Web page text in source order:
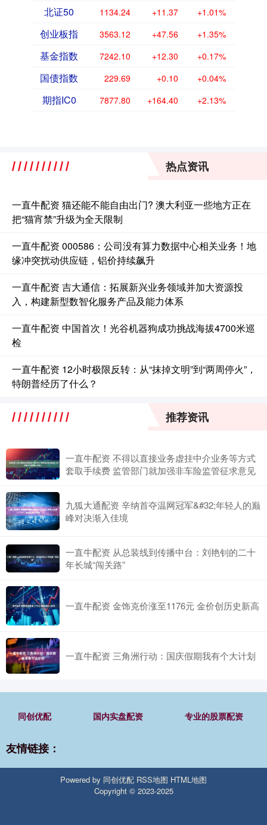
北证50 1134.24 +11.37 +1.01%
创业板指 3563.12 +47.56 +1.35%
基金指数 7242.10 +12.30 +0.17%
国债指数 229.69 +0.10 +0.04%
期指IC0 7877.80 +164.40 +2.13%
热点资讯
一直牛配资 猫还能不能自由出门? 澳大利亚一些地方正在
把“猫宵禁”升级为全天限制
一直牛配资 000586：公司没有算力数据中心相关业务！地
缘冲突扰动供应链，铝价持续飙升
一直牛配资 吉大通信：拓展新兴业务领域并加大资源投
入，构建新型数智化服务产品及能力体系
一直牛配资 中国首次！光谷机器狗成功挑战海拔4700米巡
检
一直牛配资 12小时极限反转：从“抹掉文明”到“两周停火”，
特朗普经历了什么？
推荐资讯
一直牛配资 不得以直接业务虚挂中介业务等方式
套取手续费 监管部门就加强非车险监管征求意见
九狐大通配资 辛纳首夺温网冠军&#32;年轻人的巅
峰对决渐入佳境
一直牛配资 从总装线到传播中台：刘艳钊的二十
年长城“闯关路”
一直牛配资 金饰克价涨至1176元 金价创历史新高
一直牛配资 三角洲行动：国庆假期我有个大计划
同创优配 国内实盘配资 专业的股票配资
友情链接：
Powered by 同创优配 RSS地图 HTML地图
Copyright © 2023-2025